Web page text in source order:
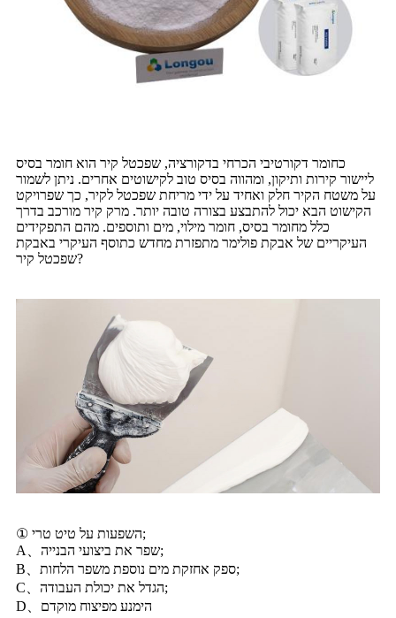
כחומר דקורטיבי הכרחי בדקורציה, שפכטל קיר הוא חומר בסיס
ליישור קירות ותיקון, ומהווה בסיס טוב לקישוטים אחרים. ניתן לשמור
על משטח הקיר חלק ואחיד על ידי מריחת שפכטל לקיר, כך שפרויקט
הקישוט הבא יכול להתבצע בצורה טובה יותר. מרק קיר מורכב בדרך
כלל מחומר בסיס, חומר מילוי, מים ותוספים. מהם התפקידים
העיקריים של אבקת פולימר מתפזרת מחדש כתוסף העיקרי באבקת
שפכטל קיר?
① השפעות על טיט טרי;
A、שפר את ביצועי הבנייה;
B、ספק אחזקת מים נוספת משפר הלחות;
C、הגדל את יכולת העבודה;
D、הימנע מפיצוח מוקדם